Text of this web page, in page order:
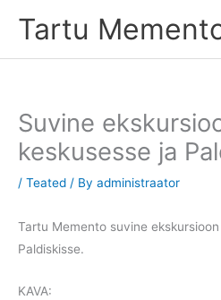
Tartu
Suvine
keskusesse ja
/ Teated / By administraator
Tartu Memento suvine
Paldiskisse.
KAVA: